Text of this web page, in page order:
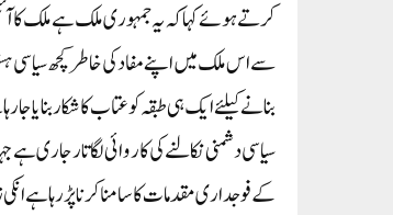
سے اس ملک میں اپنے مفاد کی خاطر کچھ سیاسی
بنانے کیلئے ایک ہی طبقہ کو عتاب کا شکار
سیاسی دشمنی نکالنے کی کاروائی لگاتار
کے فوجداری مقدمات کا سامنا کرنا پڑ رہا ہے